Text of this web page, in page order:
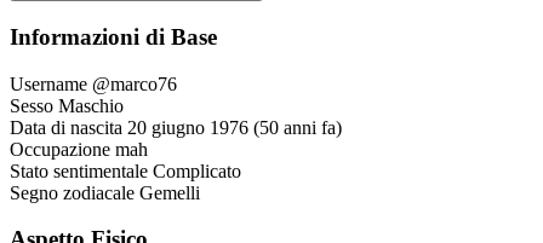
Informazioni di Base
Username @marco76
Sesso Maschio
Data di nascita 20 giugno 1976 (50 anni fa)
Occupazione mah
Stato sentimentale Complicato
Segno zodiacale Gemelli